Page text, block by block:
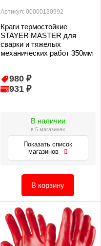
Артикул: 00000130992
Краги термостойкие
STAYER MASTER для
сварки и тяжелых
механических работ 350мм
980 ₽
931 ₽
В наличии
в 5 магазинах
Показать список
магазинов
В корзину